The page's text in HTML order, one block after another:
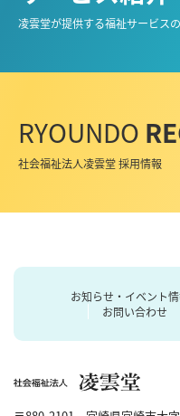
凌雲堂が提供する福祉サービス
RYOUNDO
社会福祉法人凌雲堂 採用情報
お知らせ・イベント
お問い合わせ